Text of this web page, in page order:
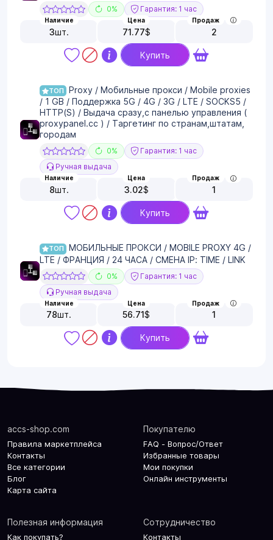
0% Гарантия: 1 час
Наличие
3шт.
Цена
71.77$
Продаж
2
Купить
ТОП
Proxy / Мобильные прокси / Mobile proxies
/ 1 GB / Поддержка 5G / 4G / 3G / LTE / SOCKS5 /
HTTP(S) / Выдача сразу,с панелью управления (
proxypanel.cc ) / Таргетинг по странам,штатам,
городам
0%
Гарантия: 1 час
Ручная выдача
Наличие
8шт.
Цена
3.02$
Продаж
1
Купить
ТОП
МОБИЛЬНЫЕ ПРОКСИ / MOBILE PROXY 4G /
LTE / ФРАНЦИЯ / 24 ЧАСА / СМЕНА IP: TIME / LINK
0%
Гарантия: 1 час
Ручная выдача
Наличие
78шт.
Цена
56.71$
Продаж
1
Купить
accs-shop.com
Правила маркетплейса
Контакты
Все категории
Блог
Карта сайта
Покупателю
FAQ - Вопрос/Ответ
Избранные товары
Мои покупки
Онлайн инструменты
Полезная информация
Как покупать?
Сотрудничество
Контакты